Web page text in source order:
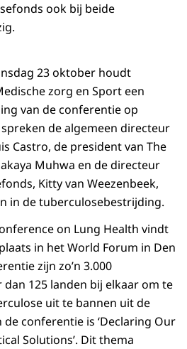
ook bij beide
23 oktober houdt
zorg en Sport een
van de conferentie op
de algemeen directeur
Castro, de president van The
Muhwa en de directeur
Kitty van Weezenbeek,
in de tuberculosebestrijding.
on Lung Health vindt
in het World Forum in Den
zijn zo’n 3.000
125 landen bij elkaar om te
uit te bannen uit de
conferentie is ‘Declaring Our
Solutions’. Dit thema